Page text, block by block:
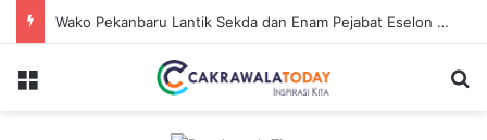
Wako Pekanbaru Lantik Sekda dan Enam Pejabat Eselon Lainnya
Menu